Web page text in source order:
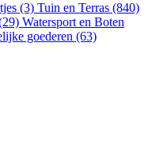
(3) Tuin en Terras (840)
Watersport en Boten
goederen (63)